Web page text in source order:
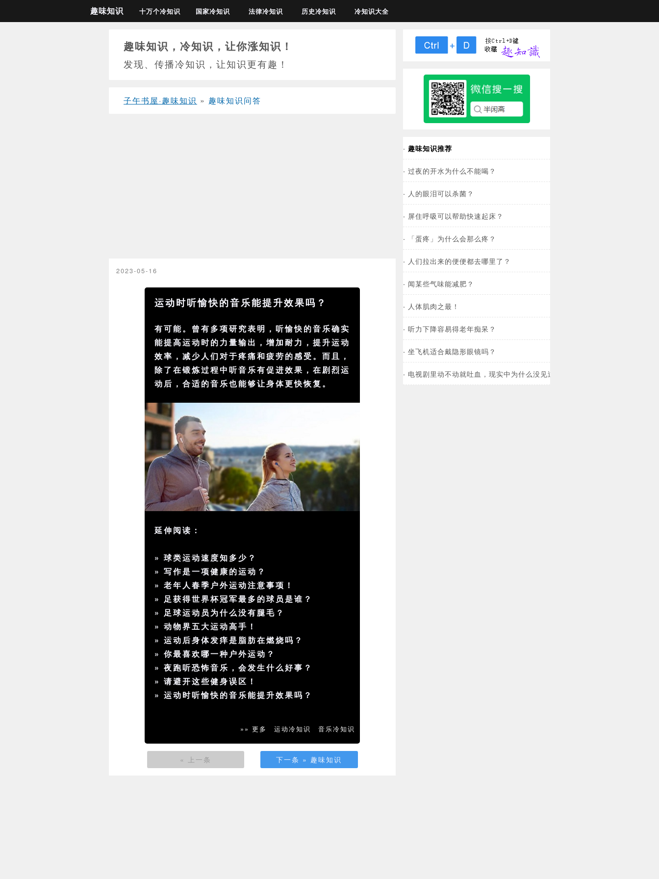
趣味知识 十万个冷知识 国家冷知识 法律冷知识 历史冷知识 冷知识大全
趣味知识，冷知识，让你涨知识！
发现、传播冷知识，让知识更有趣！
子午书屋·趣味知识 » 趣味知识问答
2023-05-16
运动时听愉快的音乐能提升效果吗？
有可能。曾有多项研究表明，听愉快的音乐确实
能提高运动时的力量输出，增加耐力，提升运动
效率，减少人们对于疼痛和疲劳的感受。而且，
除了在锻炼过程中听音乐有促进效果，在剧烈运
动后，合适的音乐也能够让身体更快恢复。
延伸阅读：
»球类运动速度知多少？
»写作是一项健康的运动？
»老年人春季户外运动注意事项！
» 足获得世界杯冠军最多的球员是谁？
» 足球运动员为什么没有腿毛？
»动物界五大运动高手！
»运动后身体发痒是脂肪在燃烧吗？
»你最喜欢哪一种户外运动？
»夜跑听恐怖音乐，会发生什么好事？
»请避开这些健身误区！
»运动时听愉快的音乐能提升效果吗？
»» 更多 运动冷知识 音乐冷知识
« 上一条 下一条 » 趣味知识
· 趣味知识推荐
· 过夜的开水为什么不能喝？
· 人的眼泪可以杀菌？
· 屏住呼吸可以帮助快速起床？
· 「蛋疼」为什么会那么疼？
· 人们拉出来的便便都去哪里了？
· 闻某些气味能减肥？
· 人体肌肉之最！
· 听力下降容易得老年痴呆？
· 坐飞机适合戴隐形眼镜吗？
· 电视剧里动不动就吐血，现实中为什么没见过？